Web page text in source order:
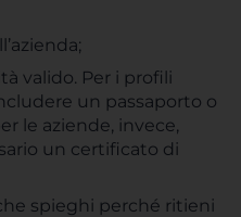
valido. Per i profili
un passaporto o
le aziende, invece,
un certificato di
spieghi perché ritieni